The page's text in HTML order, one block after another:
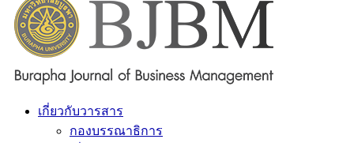
เกี่ยวกับวารสาร
กองบรรณาธิการ